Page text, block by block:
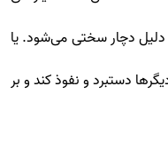
دچار سختی می‌شود. یا
دستبرد و نفوذ کند و بر